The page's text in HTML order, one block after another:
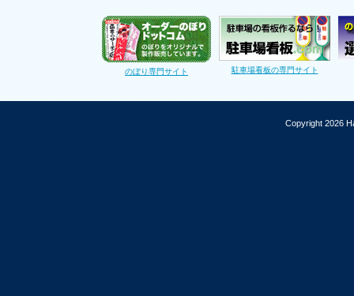
のぼり専門サイト 駐車場看板の専門サイト
Copyright 2026